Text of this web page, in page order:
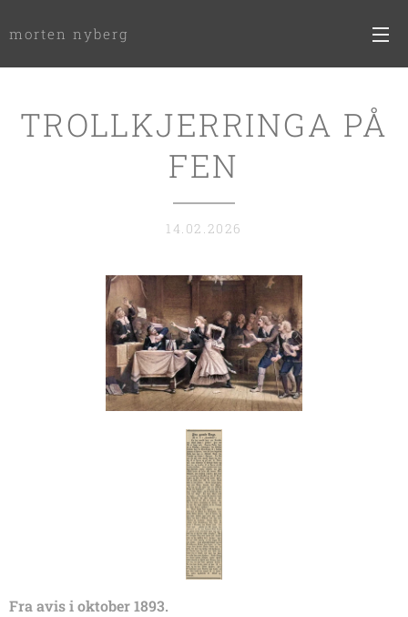
morten nyberg
TROLLKJERRINGA PÅ
FEN
14.02.2026
Fra avis i oktober 1893.